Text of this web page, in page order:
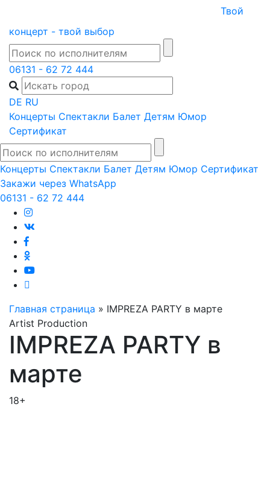
content
Твой
концерт - твой выбор
06131 - 62 72 444
DE RU
Концерты Спектакли Балет Детям Юмор
Сертификат
Концерты Спектакли Балет Детям Юмор Сертификат
Закажи через WhatsApp
06131 - 62 72 444
Главная страница » IMPREZA PARTY в марте
Artist Production
IMPREZA PARTY в
марте
18+